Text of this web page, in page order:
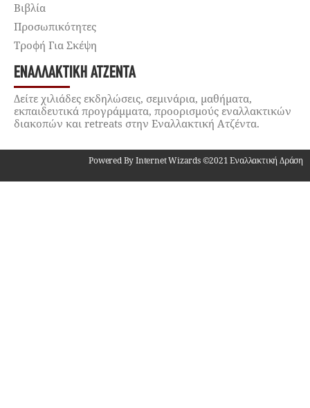
Βιβλία
Προσωπικότητες
Τροφή Για Σκέψη
ΕΝΑΛΛΑΚΤΙΚΉ ΑΤΖΈΝΤΑ
Δείτε χιλιάδες εκδηλώσεις, σεμινάρια, μαθήματα,
εκπαιδευτικά προγράμματα, προορισμούς εναλλακτικών
διακοπών και retreats στην Εναλλακτική Ατζέντα.
Powered By Internet Wizards ©2021 Εναλλακτική Δράση